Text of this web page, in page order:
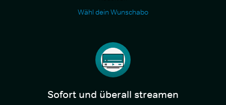
Wähl dein Wunschabo
Sofort und überall streamen